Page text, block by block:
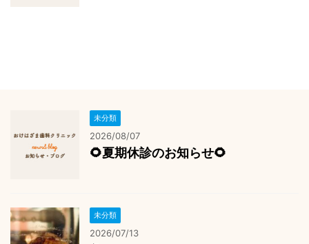
未分類
2026/08/07
🌻夏期休診のお知らせ🌻
未分類
2026/07/13